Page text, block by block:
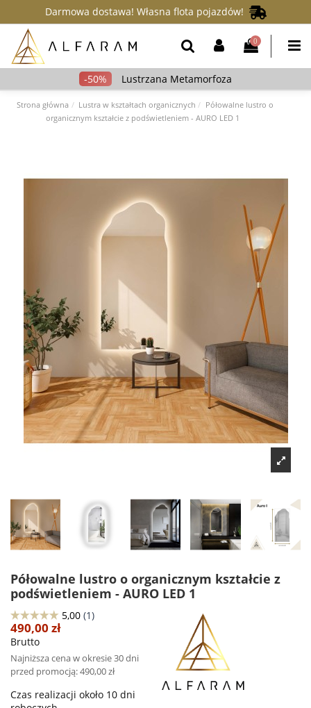
Darmowa dostawa! Własna flota pojazdów!
0
Lustrzana Metamorfoza
Strona główna Lustra w kształtach organicznych
Półowalne lustro o
organicznym kształcie z podświetleniem - AURO LED 1
Półowalne lustro o organicznym kształcie z
podświetleniem - AURO LED 1
490,00 zł
Brutto
Najniższa cena w okresie 30 dni
przed promocją:490,00 zł
Czas realizacji około 10 dni